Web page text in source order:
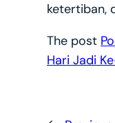
ketertiban,
The post
Hari Jadi